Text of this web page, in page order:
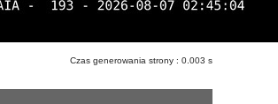
Czas generowania strony : 0.003 s